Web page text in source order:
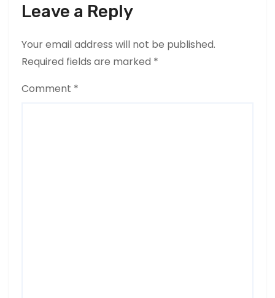
Leave a Reply
Your email address will not be published.
Required fields are marked *
Comment *